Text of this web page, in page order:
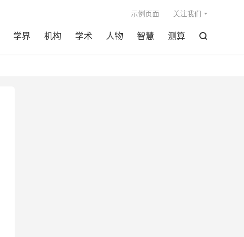
学界 机构 学术 人物 智慧 测算 
示例页面 关注我们